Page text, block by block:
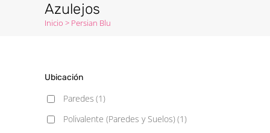
Azulejos
Inicio > Persian Blu
Ubicación
Paredes (1)
Polivalente (Paredes y Suelos)(1)